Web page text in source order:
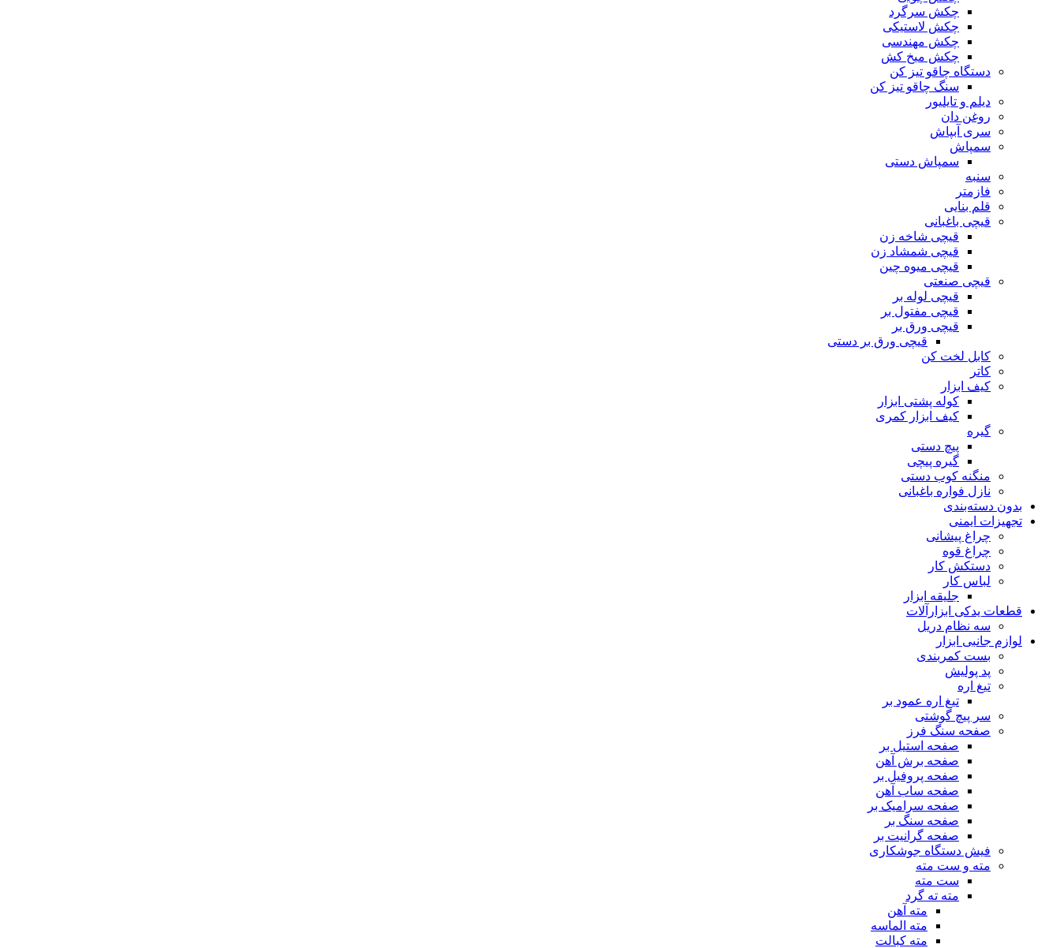
چکش سرگرد
چکش لاستیکی
چکش مهندسی
چکش میخ کش
دستگاه چاقو تیز کن
سنگ چاقو تیز کن
دیلم و تایلیور
روغن دان
سری آبپاش
سمپاش
سمپاش دستی
سنبه
فازمتر
قلم بنایی
قیچی باغبانی
قیچی شاخه زن
قیچی شمشاد زن
قیچی میوه چین
قیچی صنعتی
قیچی لوله بر
قیچی مفتول بر
قیچی ورق بر
قیچی ورق بر دستی
کابل لخت کن
کاتر
کیف ابزار
کوله پشتی ابزار
کیف ابزار کمری
گیره
پیچ دستی
گیره پیچی
منگنه کوب دستی
نازل فواره باغبانی
بدون دسته‌بندی
تجهیزات ایمنی
چراغ پیشانی
چراغ قوه
دستکش کار
لباس کار
جلیقه ابزار
قطعات یدکی ابزارآلات
سه نظام دریل
لوازم جانبی ابزار
بست کمربندی
پد پولیش
تیغ اره
تیغ اره عمود بر
سر پیچ گوشتی
صفحه سنگ فرز
صفحه استیل بر
صفحه برش آهن
صفحه پروفیل بر
صفحه ساب آهن
صفحه سرامیک بر
صفحه سنگ بر
صفحه گرانیت بر
فیش دستگاه جوشکاری
مته و ست مته
ست مته
مته ته گرد
مته آهن
مته الماسه
مته کبالت